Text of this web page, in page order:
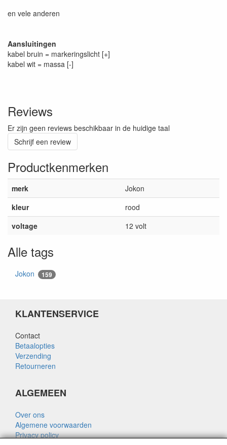
en vele anderen
Aansluitingen
kabel bruin = markeringslicht [+]
kabel wit = massa [-]
Reviews
Er zijn geen reviews beschikbaar in de huidige taal
Schrijf een review
Productkenmerken
merk
Jokon
kleur
rood
voltage
12 volt
Alle tags
Jokon 159
KLANTENSERVICE
Contact
Betaalopties
Verzending
Retourneren
ALGEMEEN
Over ons
Algemene voorwaarden
Privacy policy